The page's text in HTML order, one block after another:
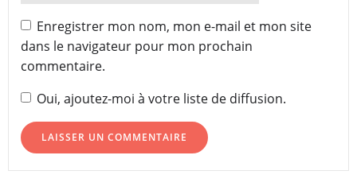
Enregistrer mon nom, mon e-mail et mon site
dans le navigateur pour mon prochain
commentaire.
Oui, ajoutez-moi à votre liste de diffusion.